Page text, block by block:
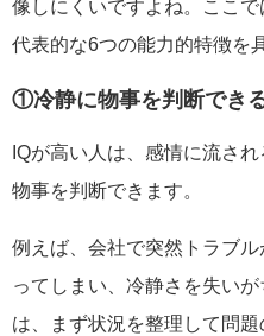
像しにくいですよね。ここ
代表的な6つの能力的特徴を
①冷静に物事を判断でき
IQが高い人は、感情に流さ
物事を判断できます。
例えば、会社で突然トラブ
ってしまい、冷静さを失い
は、まず状況を整理して問